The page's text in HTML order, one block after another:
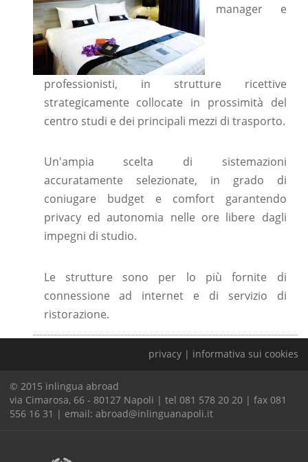
manager e
professionisti, in strutture ricettive
strategicamente collocate in prossimità del
centro studi e dei principali mezzi di trasporto.
Un'ampia scelta di sistemazioni
accuratamente selezionate, in grado di
coniugare budget e comfort garantendo
privacy ed autonomia nelle ore libere dagli
impegni di studio.
Le strutture sono per lo più fornite di
connessione ad internet e di servizio di
ristorazione.
privacy | informativa sui cookies
© 2015 inlingua abroad
via Cimarosa, 66 - 80127 Napoli | tel 081 578 20 20 | fax 081
556 16 31 | email: abroad@inlinguanapoli.it